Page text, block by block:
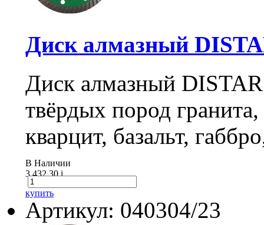
Диск алмазный
Диск алмазный
твёрдых пород
кварцит, базальт,
В Наличии
3 432.30i
купить
Артикул: 040304/23